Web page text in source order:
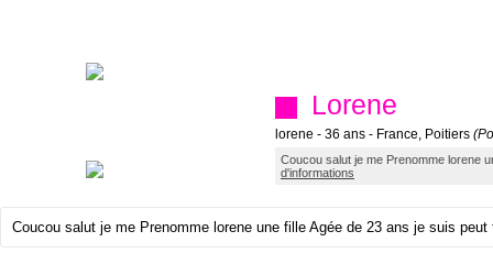
Lorene
lorene - 36 ans - France, Poitiers
Coucou salut je me Prenomme lorene
d'informations
Coucou salut je me Prenomme lorene une fille Agée de 23 ans je suis